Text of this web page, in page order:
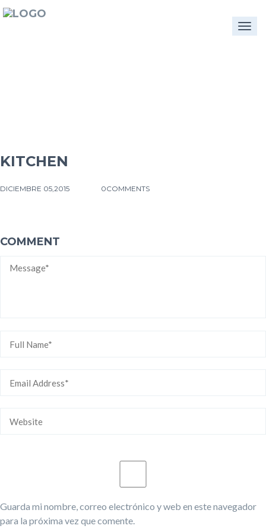
KITCHEN
DICIEMBRE 05,2015 0COMMENTS
COMMENT
Guarda mi nombre, correo electrónico y web en este navegador
para la próxima vez que comente.